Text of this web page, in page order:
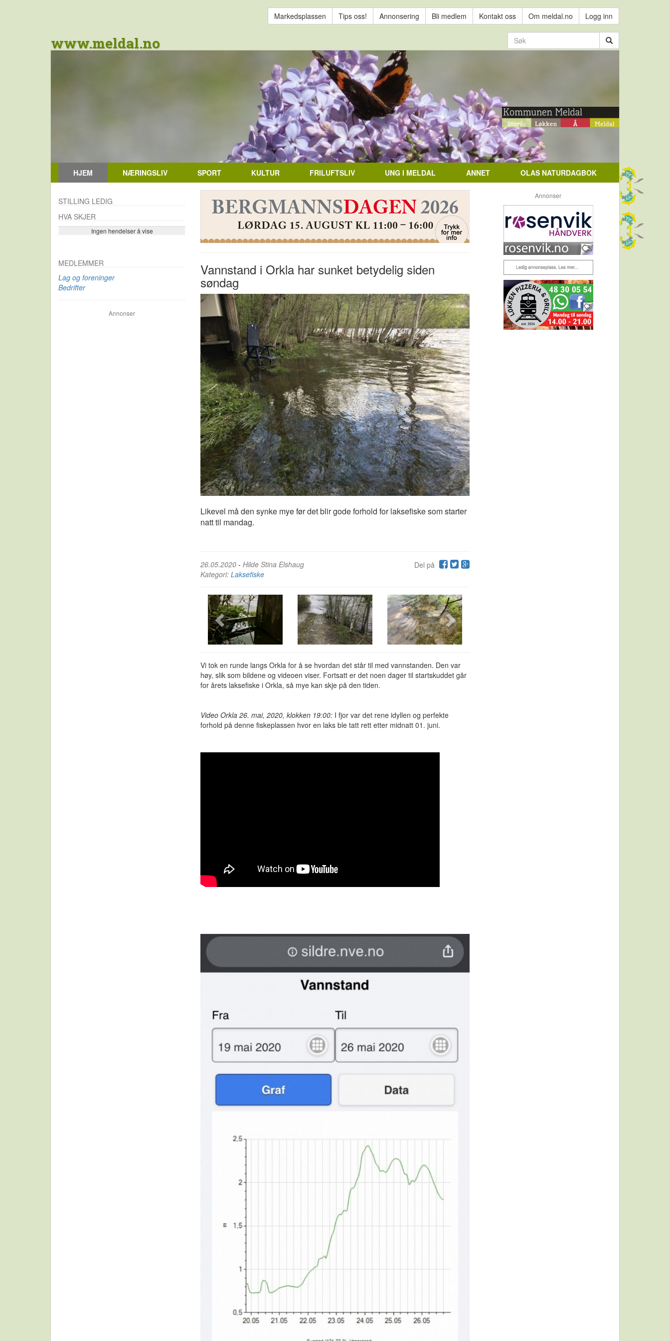
Markedsplassen Tips oss! Annonsering Bli medlem Kontakt oss Om meldal.no Logg inn
www.meldal.no
HJEM NÆRINGSLIV SPORT KULTUR FRILUFTSLIV UNG I MELDAL ANNET OLAS NATURDAGBOK
Vannstand i Orkla har sunket betydelig siden
søndag
Likevel må den synke mye før det blir gode forhold for laksefiske som starter
natt til mandag.
Del på
26.05.2020 - Hilde Stina Elshaug
Kategori: Laksefiske
Vi tok en runde langs Orkla for å se hvordan det står til med vannstanden. Den var
høy, slik som bildene og videoen viser. Fortsatt er det noen dager til startskuddet går
for årets laksefiske i Orkla, så mye kan skje på den tiden.
Video Orkla 26. mai, 2020, klokken 19:00: I fjor var det rene idyllen og perfekte
forhold på denne fiskeplassen hvor en laks ble tatt rett etter midnatt 01. juni.
STILLING LEDIG
HVA SKJER
Ingen hendelser å vise
Se flere…
MEDLEMMER
Lag og foreninger
Bedrifter
Annonser
Annonser